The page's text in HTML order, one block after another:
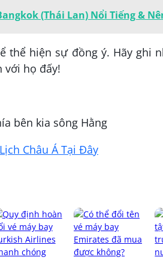
(Thái Lan) Nổi Tiếng &
thể hiện sự đồng ý. Hãy ghi
với họ đấy!
bên kia sông Hằng
Châu Á Tại Đây